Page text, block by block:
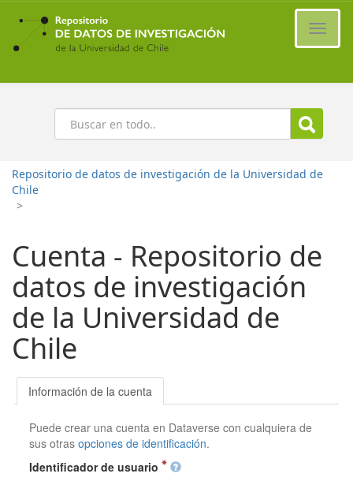
Ir
contenido
principal
Buscar
Repositorio de datos de investigación de la Universidad de
Chile
>
Cuenta - Repositorio de
datos de investigación
de la Universidad de
Chile
Información de la cuenta
Puede crear una cuenta en Dataverse con cualquiera de
sus otrasopciones de identificación.
Identificador de usuario